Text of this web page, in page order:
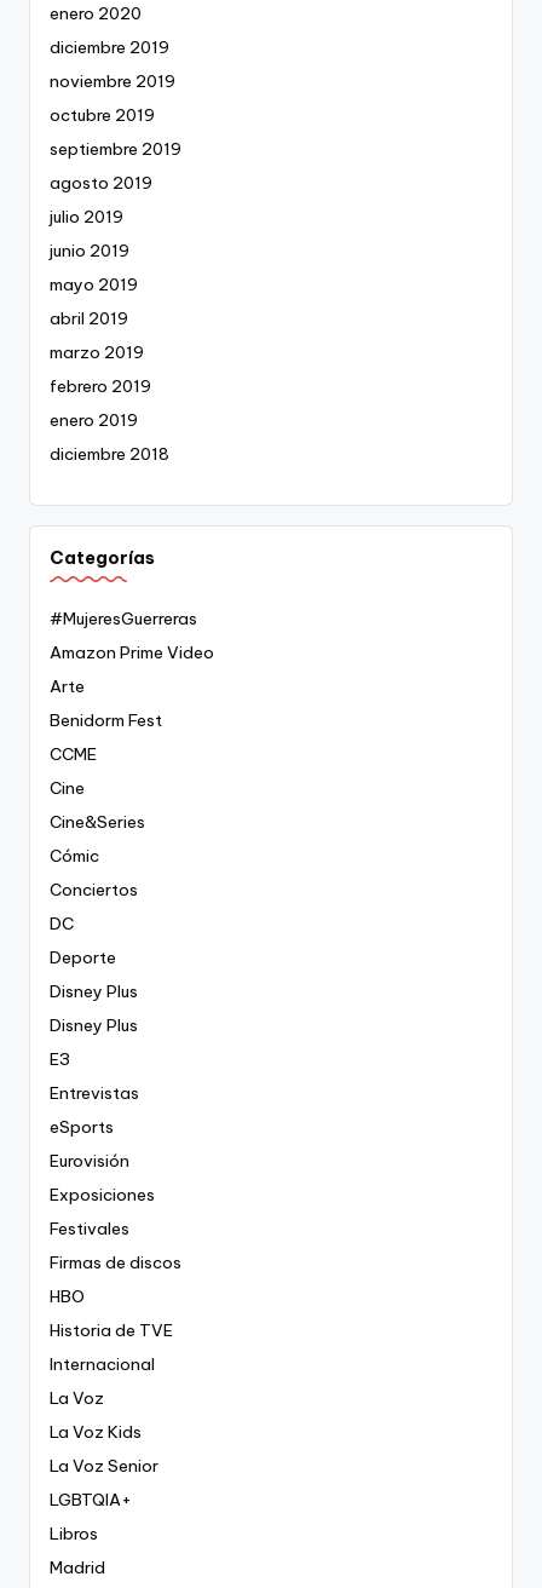
enero 2020
diciembre 2019
noviembre 2019
octubre 2019
septiembre 2019
agosto 2019
julio 2019
junio 2019
mayo 2019
abril 2019
marzo 2019
febrero 2019
enero 2019
diciembre 2018
Categorías
#MujeresGuerreras
Amazon Prime Video
Arte
Benidorm Fest
CCME
Cine
Cine&Series
Cómic
Conciertos
DC
Deporte
Disney Plus
Disney Plus
E3
Entrevistas
eSports
Eurovisión
Exposiciones
Festivales
Firmas de discos
HBO
Historia de TVE
Internacional
La Voz
La Voz Kids
La Voz Senior
LGBTQIA+
Libros
Madrid